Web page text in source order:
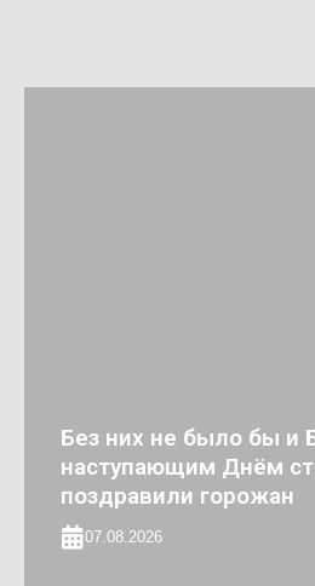
Без них не было бы и
наступающим Днём
поздравили горожан
07.08.2026